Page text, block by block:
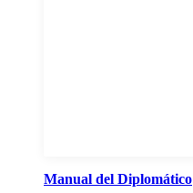
Manual del Diplomático